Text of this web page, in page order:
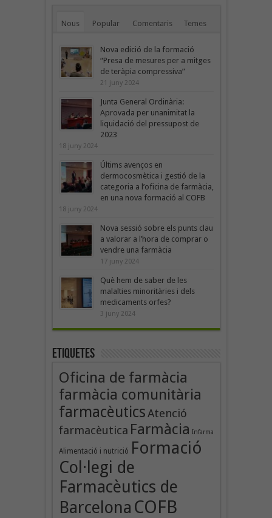
Nous Popular Comentaris Temes
Nova edició de la formació
“Presa de mesures per a mitges
de teràpia compressiva”
21 juny 2024
Junta General Ordinària:
Aprovada per unanimitat la
liquidació del pressupost de
2023
18 juny 2024
Últims avenços en
dermocosmètica i gestió de la
categoria a l’oficina de farmàcia,
en una nova formació al COFB
18 juny 2024
Nova sessió sobre els punts clau
a valorar a l’hora de comprar o
vendre una farmàcia
17 juny 2024
Què hem de saber de les
malalties minoritàries i dels
medicaments orfes?
3 juny 2024
Etiquetes
Oficina de farmàcia
farmàcia comunitària
farmacèuticsAtenció
farmacèutica Farmàcia Infarma
Alimentació i nutrició Formació
Col·legi de
Farmacèutics de
Barcelona COFB